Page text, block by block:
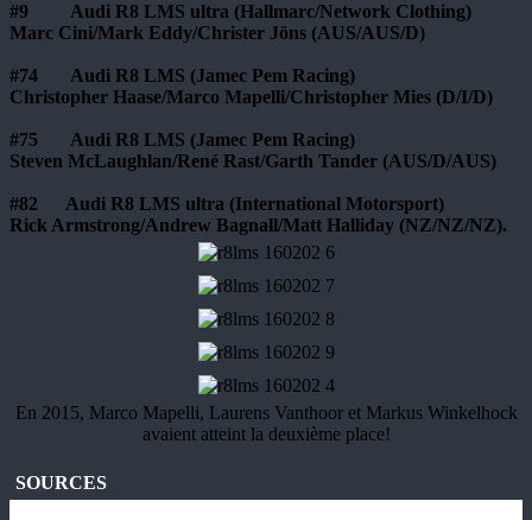
#9 Audi R8 LMS ultra (Hallmarc/Network Clothing)
Marc Cini/Mark Eddy/Christer Jöns (AUS/AUS/D)
#74 Audi R8 LMS (Jamec Pem Racing)
Christopher Haase/Marco Mapelli/Christopher Mies (D/I/D)
#75 Audi R8 LMS (Jamec Pem Racing)
Steven McLaughlan/René Rast/Garth Tander (AUS/D/AUS)
#82 Audi R8 LMS ultra (International Motorsport)
Rick Armstrong/Andrew Bagnall/Matt Halliday (NZ/NZ/NZ).
En 2015, Marco Mapelli, Laurens Vanthoor et Markus Winkelhock
avaient atteint la deuxième place!
SOURCES